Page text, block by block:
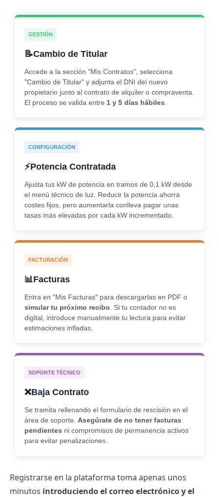
GESTIÓN
📝Cambio de Titular
Accede a la sección "Mis Contratos", selecciona
"Cambio de Titular" y adjunta el DNI del nuevo
propietario junto al contrato de alquiler o compraventa.
El proceso se valida entre 1 y 5 días hábiles
CONFIGURACIÓN
⚡Potencia Contratada
Ajusta tus kW de potencia en tramos de 0,1 kW desde
el menú técnico de luz. Reducir la potencia ahorra
costes fijos, pero aumentarla conlleva pagar unas
tasas más elevadas por cada kW incrementado.
FACTURACIÓN
📊Facturas
Entra en "Mis Facturas" para descargarlas en PDF o
simular tu próximo recibo . Si tu contador no es
digital, introduce manualmente tu lectura para evitar
estimaciones infladas.
SOPORTE TÉCNICO
❌Baja Contrato
Se tramita rellenando el formulario de rescisión en el
área de soporte. Asegúrate de no tener facturas
pendientes ni compromisos de permanencia activos
para evitar penalizaciones.
Registrarse en la plataforma toma apenas unos
minutos introduciendo el correo electrónico y el